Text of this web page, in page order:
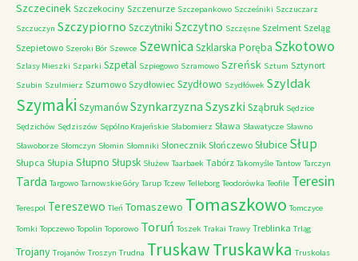
Szczecinek Szczekociny Szczenurze Szczepankowo Szcześniki Szczuczarz
Szczuczyn Szczypiorno Szczytniki Szczytno Szczęsne Szelment Szeląg
Szepietowo Szeroki Bór Szewce SzewnicaSzklarska Poręba Szkotowo
Szlasy Mieszki Szparki Szpetal Szpiegowo Szramowo Szreńsk Sztum Sztynort
Szubin Szulmierz Szumowo Szydłowiec Szydłowo Szydłówek Szyldak
Szymaki SzymanówSzynkarzyzna Szyszki Sząbruk Sędzice
Sędzichów Sędziszów Sępólno Krajeńskie Słabomierz Sława Sławatycze Sławno
Sławoborze Słomczyn Słomin Słomniki Słonecznik Słończewo Słubice Słup
Słupca Słupia Słupno Słupsk Służew Taarbaek Tabórz Takomyśle Tantow Tarczyn
Tarda Targowo Tarnowskie Góry Tarup Tczew Telleborg Teodorówka Teofile Teresin
Terespol Tereszewo Tleń Tomaszewo Tomaszkowo Tomczyce
Tomki Topczewo Topolin Toporowo Toruń Toszek Trakai Trawy Treblinka Trląg
Trojany Trojanów Troszyn Trudna TruskawTruskawka Truskolas